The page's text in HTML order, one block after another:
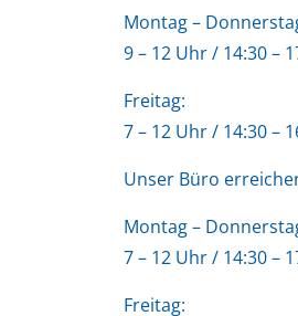
Montag –
9 – 12 Uhr / 14:30 –
Freitag:
7 – 12 Uhr / 14:30 –
Unser Büro
Montag –
7 – 12 Uhr / 14:30 –
Freitag: